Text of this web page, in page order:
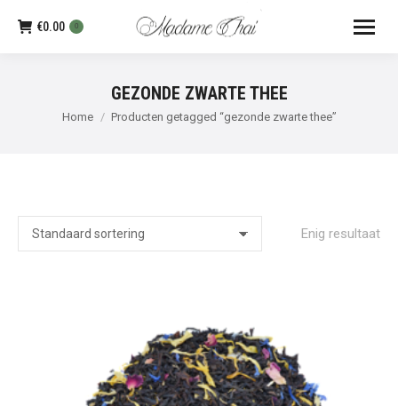
€0.00 0
GEZONDE ZWARTE THEE
Je bent hier:
Home Producten getagged “gezonde zwarte thee”
Enig resultaat